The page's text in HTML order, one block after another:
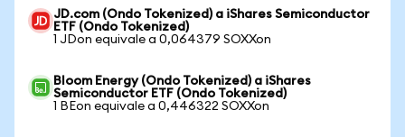
JD.com (Ondo Tokenized) a iShares Semiconductor
ETF (Ondo Tokenized)
1 JDon equivale a 0,064379 SOXXon
Bloom Energy (Ondo Tokenized) a iShares
Semiconductor ETF (Ondo Tokenized)
1 BEon equivale a 0,446322 SOXXon